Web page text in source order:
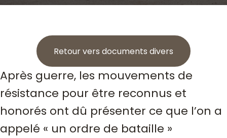
Retour vers documents divers
Après guerre, les mouvements de
résistance pour être reconnus et
honorés ont dû présenter ce que l’on a
appelé « un ordre de bataille »